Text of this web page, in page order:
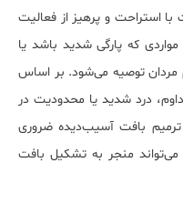
استراحت و پرهیز از فعالیت
که پارگی شدید باشد یا
مردان توصیه می‌شود. بر اساس
درد شدید یا محدودیت در
بافت آسیب‌دیده ضروری
منجر به تشکیل بافت